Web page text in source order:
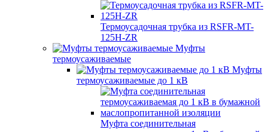
Термоусадочная трубка из RSFR-MT-
125H-ZR
Муфты
термоусаживаемые
Муфты
термоусаживаемые до 1 кВ
Муфта соединительная